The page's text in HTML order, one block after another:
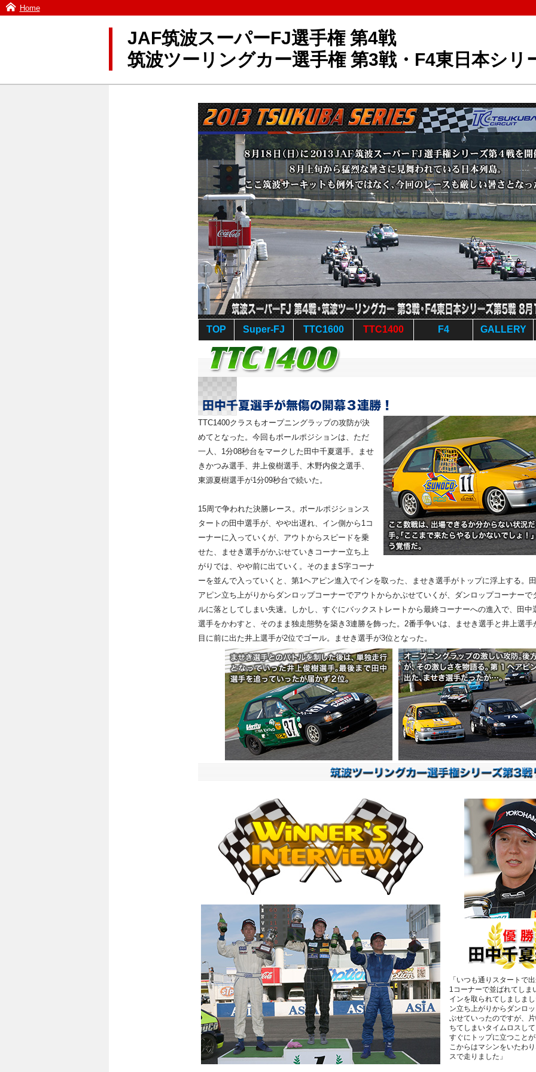
Home
JAF筑波スーパーFJ選手権 第4戦
筑波ツーリングカー選手権 第3戦・F4東日本シリ
TOP Super-FJ TTC1600 TTC1400 F4 GALLERY
TTC1400クラスもオープニングラップの攻防が決
めてとなった。今回もポールポジションは、ただ
一人、1分08秒台をマークした田中千夏選手。ませ
きかつみ選手、井上俊樹選手、木野内俊之選手、
東源夏樹選手が1分09秒台で続いた。
15周で争われた決勝レース。ポールポジションス
タートの田中選手が、やや出遅れ、イン側から1コ
ーナーに入っていくが、アウトからスピードを乗
せた、ませき選手がかぶせていきコーナー立ち上
がりでは、やや前に出ていく。そのままS字コーナ
ーを並んで入っていくと、第1ヘアピン進入でインを取った、ませき選手がトップに浮上する。
アピン立ち上がりからダンロップコーナーでアウトからかぶせていくが、ダンロップコーナーで
ルに落としてしまい失速。しかし、すぐにバックストレートから最終コーナーへの進入で、田中
選手をかわすと、そのまま独走態勢を築き3連勝を飾った。2番手争いは、ませき選手と井上選手
目に前に出た井上選手が2位でゴール。ませき選手が3位となった。
「いつも通りスタートで
1コーナーで並ばれてしま
インを取られてしましま
ン立ち上がりからダンロ
ぶせていったのですが、
ちてしまいタイムロスし
すぐにトップに立つこと
こからはマシンをいたわ
スで走りました」